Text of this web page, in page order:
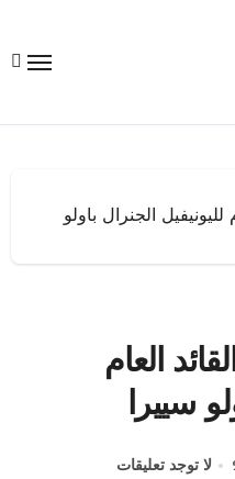
لليونيفيل الجنرال باولو
العام
سييرا
لا توجد تعليقات